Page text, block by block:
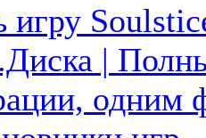
игру
|
одним